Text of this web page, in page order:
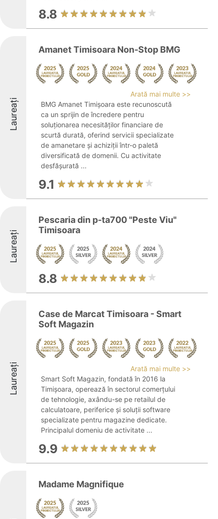
8.8
Laureați
Amanet Timisoara Non-Stop BMG
Arată mai multe >>
BMG Amanet Timișoara este recunoscută
ca un sprijin de încredere pentru
soluționarea necesităților financiare de
scurtă durată, oferind servicii specializate
de amanetare și achiziții într-o paletă
diversificată de domenii. Cu activitate
desfășurată ...
9.1
Laureați
Pescaria din p-ta700 "Peste Viu"
Timisoara
8.8
Laureați
Case de Marcat Timisoara - Smart
Soft Magazin
Arată mai multe >>
Smart Soft Magazin, fondată în 2016 la
Timișoara, operează în sectorul comerțului
de tehnologie, axându-se pe retailul de
calculatoare, periferice și soluții software
specializate pentru magazine dedicate.
Principalul domeniu de activitate ...
9.9
Madame Magnifique